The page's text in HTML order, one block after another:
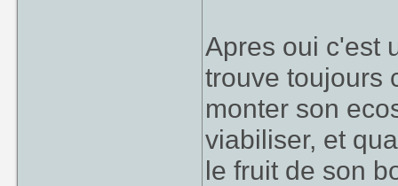
Apres oui c'est
trouve toujours
monter son
viabiliser, et
le fruit de son